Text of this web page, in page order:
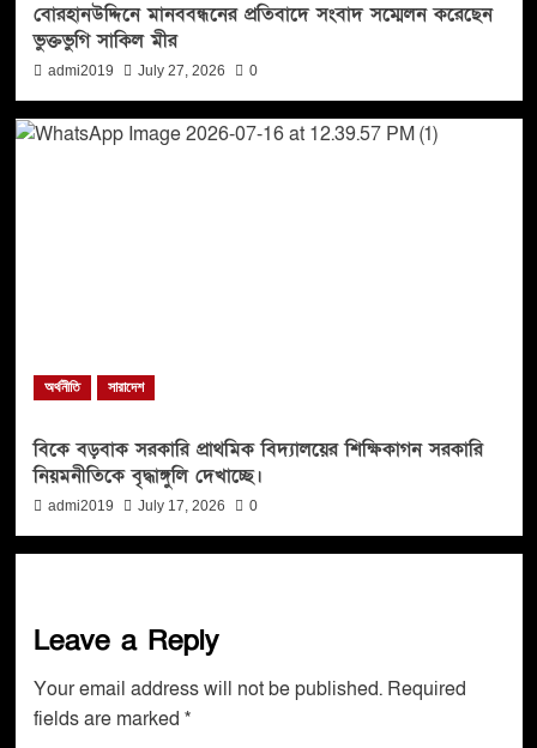
বোরহানউদ্দিনে মানববন্ধনের প্রতিবাদে সংবাদ সম্মেলন করেছেন
ভুক্তভুগি সাকিল মীর
admi2019 July 27, 2026 0
অর্থনীতি সারাদেশ
বিকে বড়বাক সরকারি প্রাথমিক বিদ্যালয়ের শিক্ষিকাগন সরকারি
নিয়মনীতিকে বৃদ্ধাঙ্গুলি দেখাচ্ছে।
admi2019 July 17, 2026 0
Leave a Reply
Your email address will not be published. Required
fields are marked *